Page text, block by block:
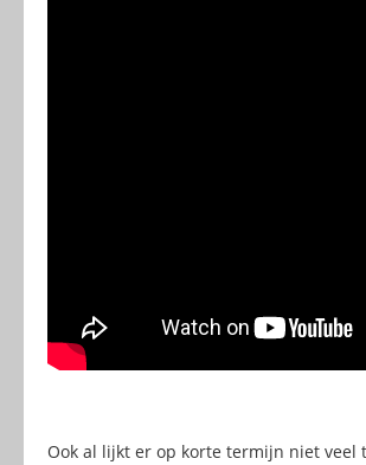
Ook al lijkt er op korte termijn niet veel